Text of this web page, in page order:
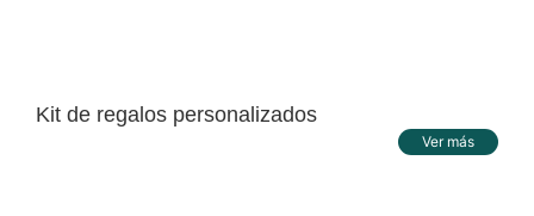
Kit de regalos personalizados
Ver más